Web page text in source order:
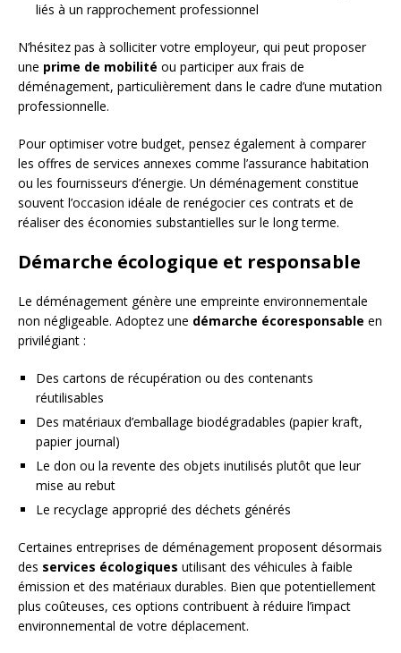
liés à un rapprochement professionnel
N’hésitez pas à solliciter votre employeur, qui peut proposer
une prime de mobilité ou participer aux frais de
déménagement, particulièrement dans le cadre d’une mutation
professionnelle.
Pour optimiser votre budget, pensez également à comparer
les offres de services annexes comme l’assurance habitation
ou les fournisseurs d’énergie. Un déménagement constitue
souvent l’occasion idéale de renégocier ces contrats et de
réaliser des économies substantielles sur le long terme.
Démarche écologique et responsable
Le déménagement génère une empreinte environnementale
non négligeable. Adoptez une démarche écoresponsable en
privilégiant :
Des cartons de récupération ou des contenants
réutilisables
Des matériaux d’emballage biodégradables (papier kraft,
papier journal)
Le don ou la revente des objets inutilisés plutôt que leur
mise au rebut
Le recyclage approprié des déchets générés
Certaines entreprises de déménagement proposent désormais
des services écologiques utilisant des véhicules à faible
émission et des matériaux durables. Bien que potentiellement
plus coûteuses, ces options contribuent à réduire l’impact
environnemental de votre déplacement.